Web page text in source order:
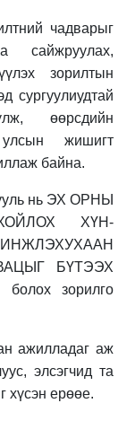
чадварыг
сайжруулах,
зорилтын
сургуулиудтай
өөрсдийн
жишигт
байна.
нь ЭХ ОРНЫ
ХҮН-
БҮТЭЭХ
зорилго
ажилладаг аж
элсэгчид та
хүсэн ерөөе.